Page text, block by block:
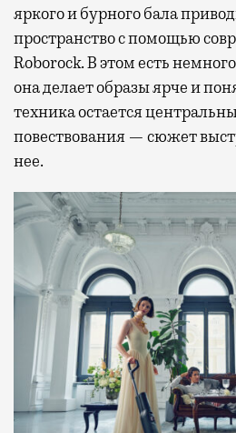
яркого и бурного бала
пространство с помощью
Roborock. В этом есть
она делает образы ярче и
техника остается
повествования — сюжет
нее.